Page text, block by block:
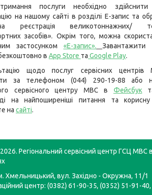
послуги необхідно
на нашому сайті в розділі Е-запис та
реєстрація великотоннажних/
засобів». Окрім того, можна
застосунком «Е-запис».
Завантажити
в App Store та Google Play.
щодо послуг сервісних
за телефоном (044) 290-19-88 або
сервісного центру МВС в Фейсбук
на найпоширеніші питання та
на сайті.
Регіональний сервісний центр ГСЦ МВС
Хмельницький, вул. Західно - Окружна, 11/1
центр: (0382) 61-90-35, (0352) 51-91-